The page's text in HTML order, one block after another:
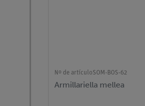
Nº de artículoSOM-BOS-62
Armillariella mellea